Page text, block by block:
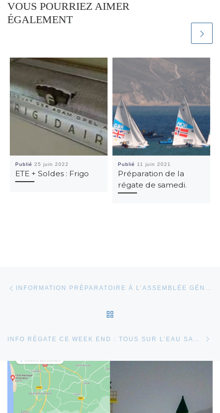
VOUS POURRIEZ AIMER
ÉGALEMENT
Publié25 juin 2022
ETE + Soldes : Frigo
Publié 11 juin 2021
Préparation de la
régate de samedi.
INFORMATION PRÉPARATOIRE À L’ASSEMBLÉE GÉNÉRALE 2022